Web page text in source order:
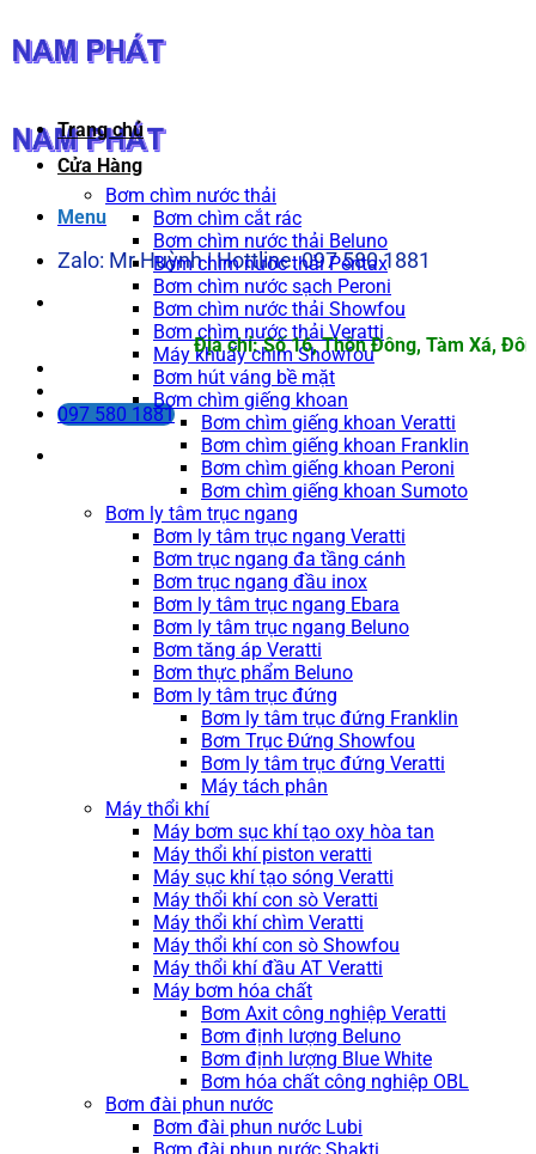
qua
nội
Menu
Zalo: Mr Huỳnh | Hottline: 097 580 1881
Địa chỉ: Số 16, Thôn Đông, Tàm Xá, Đông
097 580 1881
Trang chủ
Cửa Hàng
Bơm chìm nước thải
Bơm chìm cắt rác
Bơm chìm nước thải Beluno
Bơm chìm nước thải Pentax
Bơm chìm nước sạch Peroni
Bơm chìm nước thải Showfou
Bơm chìm nước thải Veratti
Máy khuấy chìm Showfou
Bơm hút váng bề mặt
Bơm chìm giếng khoan
Bơm chìm giếng khoan Veratti
Bơm chìm giếng khoan Franklin
Bơm chìm giếng khoan Peroni
Bơm chìm giếng khoan Sumoto
Bơm ly tâm trục ngang
Bơm ly tâm trục ngang Veratti
Bơm trục ngang đa tầng cánh
Bơm trục ngang đầu inox
Bơm ly tâm trục ngang Ebara
Bơm ly tâm trục ngang Beluno
Bơm tăng áp Veratti
Bơm thực phẩm Beluno
Bơm ly tâm trục đứng
Bơm ly tâm trục đứng Franklin
Bơm Trục Đứng Showfou
Bơm ly tâm trục đứng Veratti
Máy tách phân
Máy thổi khí
Máy bơm sục khí tạo oxy hòa tan
Máy thổi khí piston veratti
Máy sục khí tạo sóng Veratti
Máy thổi khí con sò Veratti
Máy thổi khí chìm Veratti
Máy thổi khí con sò Showfou
Máy thổi khí đầu AT Veratti
Máy bơm hóa chất
Bơm Axit công nghiệp Veratti
Bơm định lượng Beluno
Bơm định lượng Blue White
Bơm hóa chất công nghiệp OBL
Bơm đài phun nước
Bơm đài phun nước Lubi